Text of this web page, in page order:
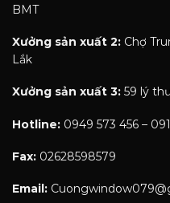
BMT
Xưởng sản xuất 2: Chợ
Lắk
Xưởng sản xuất 3: 59 lý
Hotline: 0949 573 456 –
Fax: 02628598579
Email: